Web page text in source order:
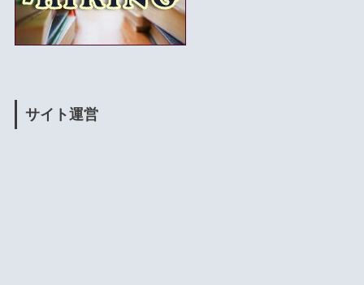
サイト運営